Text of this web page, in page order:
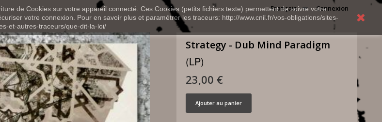
de Cookies sur votre appareil connecté. Ces Cookies (petits fichiers texte) permettent de suivre votre
votre connexion. Pour en savoir plus et paramétrer les traceurs: http://www.cnil.fr/vos-obligations/sites-
et-autres-traceurs/que-dit-la-loi/
Connexion
Français
Strategy - Dub Mind Paradigm
(LP)
23,00 €
Ajouter au panier